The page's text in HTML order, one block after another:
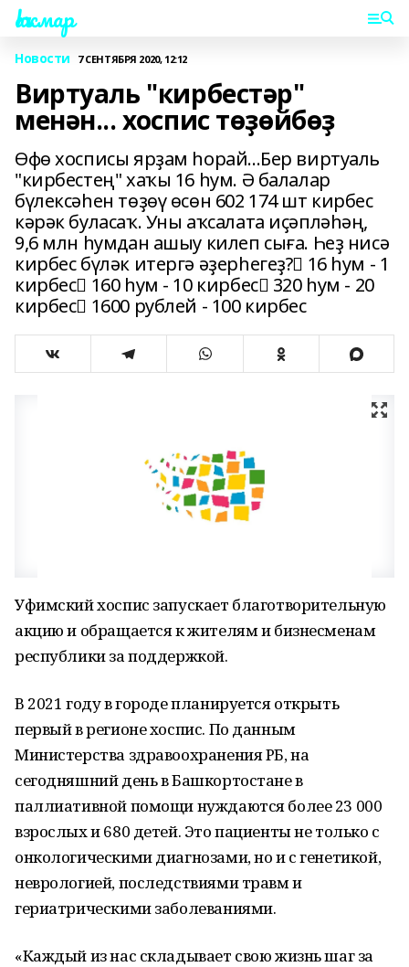
Һаҡмар
Новости 7 СЕНТЯБРЯ 2020, 12:12
Виртуаль "кирбестәр"
менән... хоспис төҙөйбөҙ
Өфө хосписы ярҙам һорай...Бер виртуаль
"кирбестең" хаҡы 16 һум. Ә балалар
бүлексәһен төҙөү өсөн 602 174 шт кирбес
кәрәк буласаҡ. Уны аҡсалата иҫәпләһәң,
9,6 млн һумдан ашыу килеп сыға. Һеҙ нисә
кирбес бүләк итергә әҙерһегеҙ? 16 һум - 1
кирбес 160 һум - 10 кирбес 320 һум - 20
кирбес 1600 рублей - 100 кирбес
Уфимский хоспис запускает благотворительную
акцию и обращается к жителям и бизнесменам
республики за поддержкой.
В 2021 году в городе планируется открыть
первый в регионе хоспис. По данным
Министерства здравоохранения РБ, на
сегодняшний день в Башкортостане в
паллиативной помощи нуждаются более 23 000
взрослых и 680 детей. Это пациенты не только с
онкологическими диагнозами, но и с генетикой,
неврологией, последствиями травм и
гериатрическими заболеваниями.
«Каждый из нас складывает свою жизнь шаг за